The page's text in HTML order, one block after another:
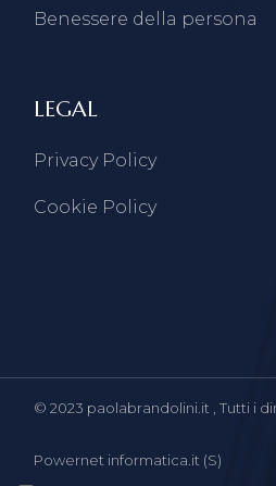
Benessere della persona
LEGAL
Privacy Policy
Cookie Policy
© 2023 paolabrandolini.it , Tutti i
Powernet informatica.it (S)